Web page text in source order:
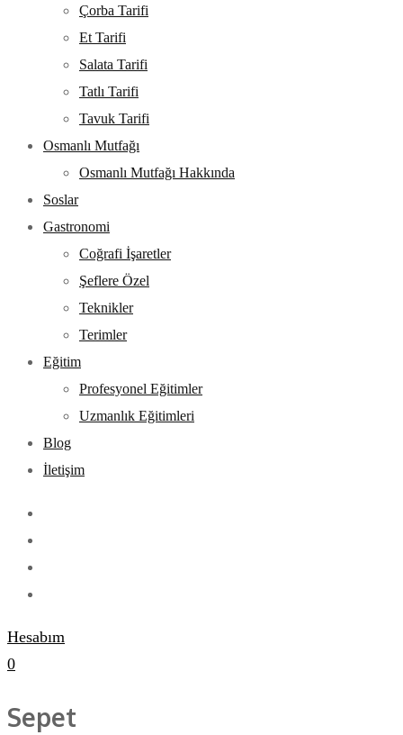
Çorba Tarifi
Et Tarifi
Salata Tarifi
Tatlı Tarifi
Tavuk Tarifi
Osmanlı Mutfağı
Osmanlı Mutfağı Hakkında
Soslar
Gastronomi
Coğrafi İşaretler
Şeflere Özel
Teknikler
Terimler
Eğitim
Profesyonel Eğitimler
Uzmanlık Eğitimleri
Blog
İletişim
Hesabım
0
Sepet